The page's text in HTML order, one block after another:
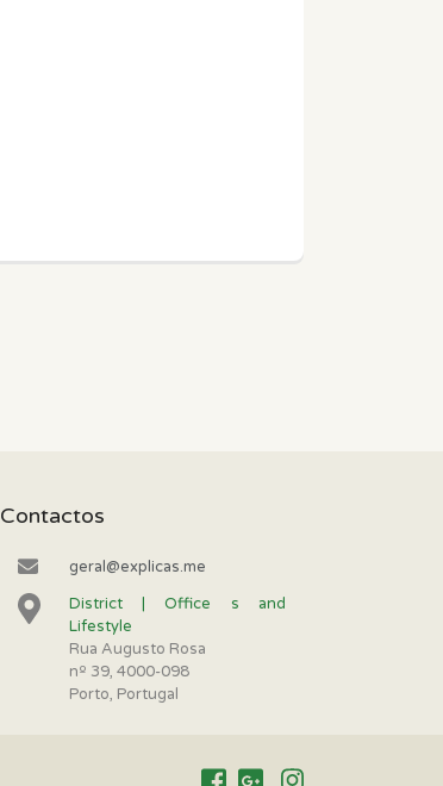
Contactos
geral@explicas.me
District | Office s and
Lifestyle
Rua Augusto Rosa
nº 39, 4000-098
Porto, Portugal